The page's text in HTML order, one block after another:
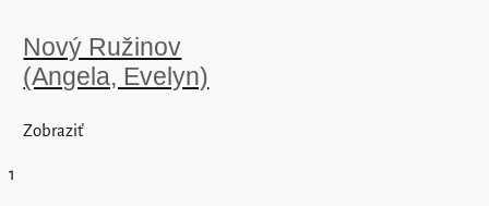
Nový Ružinov
(Angela, Evelyn)
Zobraziť
1